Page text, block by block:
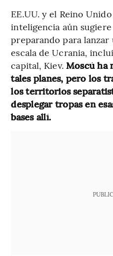
EE.UU. y el Reino
inteligencia aún sugiere
preparando para lanzar
escala de Ucrania,
capital, Kiev. Moscú ha
tales planes, pero los
los territorios
desplegar tropas en
bases allí.